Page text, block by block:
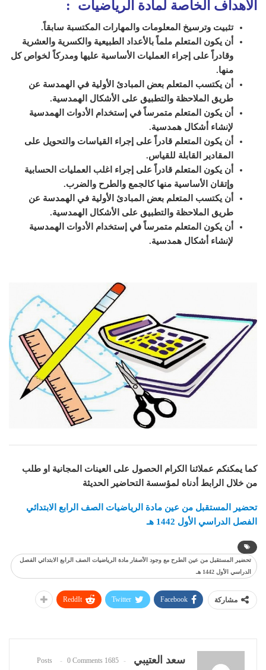
الأهداف الخاصة لمادة الرياضيات :
تثبيت وترسيخ المعلومات والمهارات المكتسبة سابقاً.
أن يكون المتعلم ملماً بالأعداد الطبيعية والكسرية والعشرية
وقادراً على إجراء العمليات الأساسية عليها ومدركاً لخواص كل
منها.
أن يكتسب المتعلم بعض المبادئ الأولية في الهمدسة عن
طريق الملاحظة والتطبيق على الأشكال الهمدسية.
أن يكون المتعلم متمرساً في إستخدام الأدوات الهمدسية
لإنشاء أشكال همدسية.
أن يكون المتعلم قادراً على إجراء القياسات والتحويل على
المقادير القابلة للقياس.
أن يكون المتعلم قادراً على إجراء اغلب العمليات الحسابية
وإتقان الأساسية منها كالجمع والطرح والضرب.
أن يكتسب المتعلم بعض المبادئ الأولية في الهمدسة عن
طريق الملاحظة والتطبيق على الأشكال الهمدسية.
أن يكون المتعلم متمرساً في إستخدام الأدوات الهمدسية
لإنشاء أشكال همدسية.
كما يمكنكم عملائنا الكرام الحصول على العينات المجانية او طلب
من خلال الرابط أدناه لمؤسسة التحاضير الحديثة
تحضير المستقبل من عين مادة الرياضيات
الصف الرابع الابتدائي
الفصل الدراسي الأول 1442 هـ
تحضير المستقبل من عين الطرح مع وجود الأصفار مادة الرياضيات الصف الرابع الابتدائي الفصل
الدراسي الأول 1442 هـ
مشاركة Facebook
Twitter
ReddIt
سعد العتيبي 1685 Posts
0 Comments